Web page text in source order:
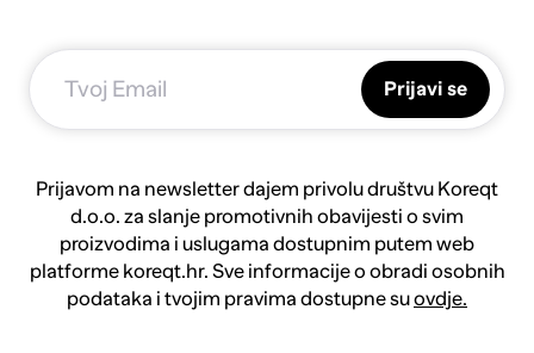
Prijavi se
Prijavom na newsletter dajem privolu društvu Koreqt
d.o.o. za slanje promotivnih obavijesti o svim
proizvodima i uslugama dostupnim putem web
platforme koreqt.hr. Sve informacije o obradi osobnih
podataka i tvojim pravima dostupne suovdje.